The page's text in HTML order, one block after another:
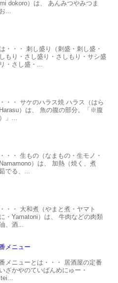
dokoro）は、 あんみつやみつま
...
・・・ 刺し盛り（刺盛・刺し盛・
もり・さし盛り・さしもり・サシ盛
・さし盛・...
・・ サケのハラス焼 ハラス（はら
）は、 魚の腹の部分。「※腹
」...
・・ 生もの（なまもの・生モノ・
）は、 加熱（焼く、煮
でる、...
・・ 大和煮（やまと煮・ヤマト
・Yamatoni）は、 牛肉などの肉類
、酒...
メニュー
メニューとは・・・ 居酒屋の定番
ざかやのていばんめにゅー・